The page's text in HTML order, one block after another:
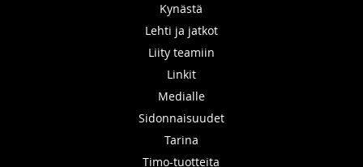
Kynästä
Lehti ja jatkot
Liity teamiin
Linkit
Medialle
Sidonnaisuudet
Tarina
Timo-tuotteita